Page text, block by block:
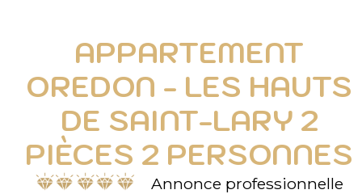
APPARTEMENT
OREDON - LES HAUTS
DE SAINT-LARY 2
PIÈCES 2 PERSONNES
Annonce professionnelle